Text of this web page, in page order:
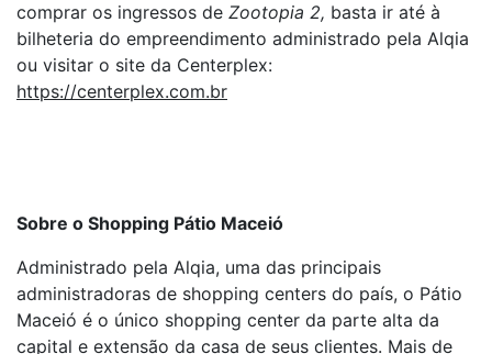
comprar os ingressos de Zootopia 2, basta ir até à
bilheteria do empreendimento administrado pela Alqia
ou visitar o site da Centerplex:
https://centerplex.com.br
Sobre o Shopping Pátio Maceió
Administrado pela Alqia, uma das principais
administradoras de shopping centers do país, o Pátio
Maceió é o único shopping center da parte alta da
capital e extensão da casa de seus clientes. Mais de